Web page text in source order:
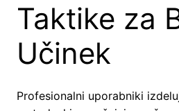
Taktike za
Učinek
Profesionalni uporabniki